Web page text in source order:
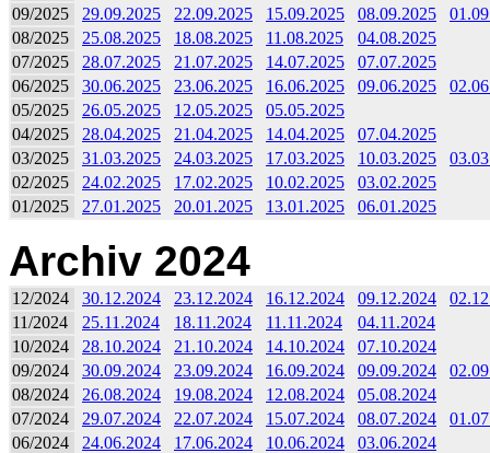
09/2025
29.09.2025 22.09.2025 15.09.2025 08.09.2025
08/2025
25.08.2025 18.08.2025 11.08.2025
04.08.2025
07/2025
28.07.2025 21.07.2025 14.07.2025
07.07.2025
06/2025
30.06.2025 23.06.2025 16.06.2025 09.06.2025
05/2025
26.05.2025 12.05.2025
05.05.2025
04/2025
28.04.2025 21.04.2025 14.04.2025
07.04.2025
03/2025
31.03.2025 24.03.2025 17.03.2025 10.03.2025
02/2025
24.02.2025 17.02.2025 10.02.2025
03.02.2025
01/2025
27.01.2025 20.01.2025 13.01.2025 06.01.2025
Archiv 2024
12/2024 30.12.2024 23.12.2024 16.12.2024 09.12.2024
11/2024
25.11.2024 18.11.2024 11.11.2024
04.11.2024
10/2024
28.10.2024 21.10.2024 14.10.2024
07.10.2024
09/2024
30.09.2024 23.09.2024 16.09.2024 09.09.2024
08/2024
26.08.2024 19.08.2024 12.08.2024
05.08.2024
07/2024
29.07.2024 22.07.2024 15.07.2024 08.07.2024
06/2024
24.06.2024 17.06.2024 10.06.2024
03.06.2024